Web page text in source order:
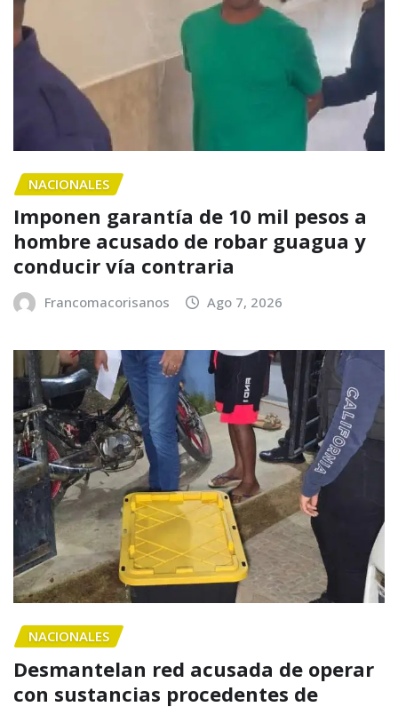
NACIONALES
Imponen garantía de 10 mil pesos a
hombre acusado de robar guagua y
conducir vía contraria
Francomacorisanos Ago 7, 2026
NACIONALES
Desmantelan red acusada de operar
con sustancias procedentes de